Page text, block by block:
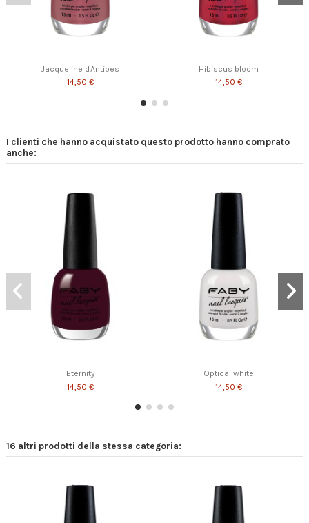
Jacqueline d'Antibes
14,50 €
Hibiscus bloom
14,50 €
Simply perfect!
14,50 €
Tea time
14,50 €
A perfect day
13,00 €
I clienti che hanno acquistato questo prodotto hanno comprato
anche:
Eternity
14,50 €
Optical white
14,50 €
16 altri prodotti della stessa categoria: